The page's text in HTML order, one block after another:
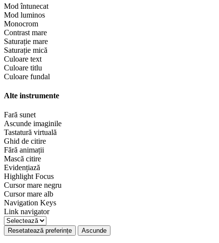
Mod întunecat
Mod luminos
Monocrom
Contrast mare
Saturație mare
Saturație mică
Culoare text
Culoare titlu
Culoare fundal
Alte instrumente
Fară sunet
Ascunde imaginile
Tastatură virtuală
Ghid de citire
Fără animații
Mască citire
Evidențiază
Highlight Focus
Cursor mare negru
Cursor mare alb
Navigation Keys
Link navigator
Resetatează preferințe Ascunde